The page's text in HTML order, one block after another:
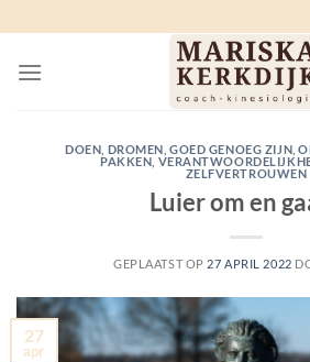
naar
inhoud
DOEN DROMEN ,GOED GENOEG ZIJN ,
PAKKEN
ZELFVERTROUWEN
Luier om en
GEPLAATST OP 27 APRIL 2022
27
apr